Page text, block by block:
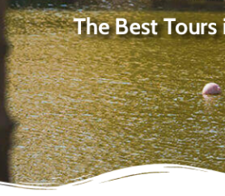
The Best Tours